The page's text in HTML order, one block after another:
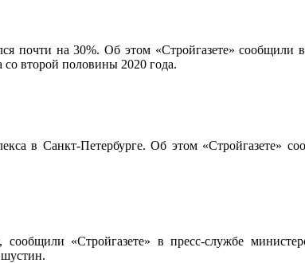
почти на 30%. Об этом «Стройгазете» сообщили
второй половины 2020 года.
в Санкт-Петербурге. Об этом «Стройгазете»
«Стройгазете» в пресс-службе